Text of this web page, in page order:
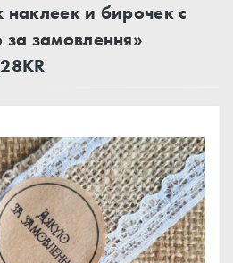
и бирочек с
замовлення»